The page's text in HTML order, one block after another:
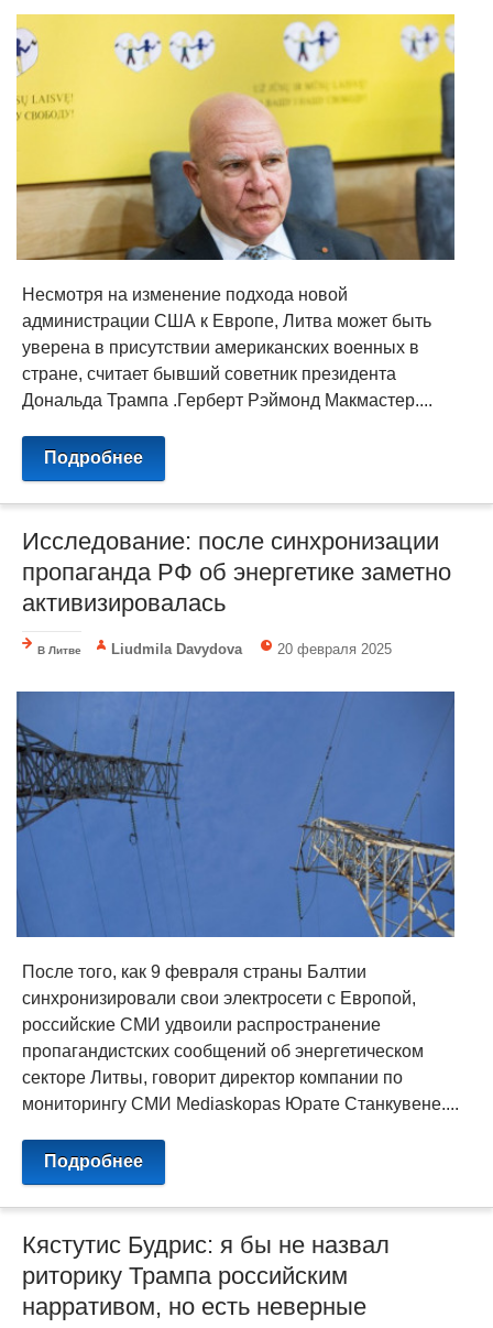
Несмотря на изменение подхода новой
администрации США к Европе, Литва может быть
уверена в присутствии американских военных в
стране, считает бывший советник президента
Дональда Трампа .Герберт Рэймонд Макмастер....
Подробнее
Исследование: после синхронизации
пропаганда РФ об энергетике заметно
активизировалась
В Литве Liudmila Davydova 20 февраля 2025
После того, как 9 февраля страны Балтии
синхронизировали свои электросети с Европой,
российские СМИ удвоили распространение
пропагандистских сообщений об энергетическом
секторе Литвы, говорит директор компании по
мониторингу СМИ Mediaskopas Юрате Станкувене....
Подробнее
Кястутис Будрис: я бы не назвал
риторику Трампа российским
нарративом, но есть неверные